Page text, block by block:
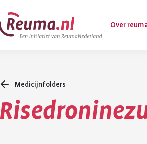
Over
Diagnose
Medicijnfolders